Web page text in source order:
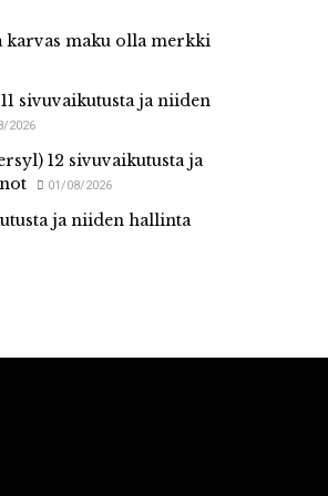
karvas maku olla merkki
sivuvaikutusta ja niiden
2026
12 sivuvaikutusta ja
01/08/2026
ja niiden hallinta